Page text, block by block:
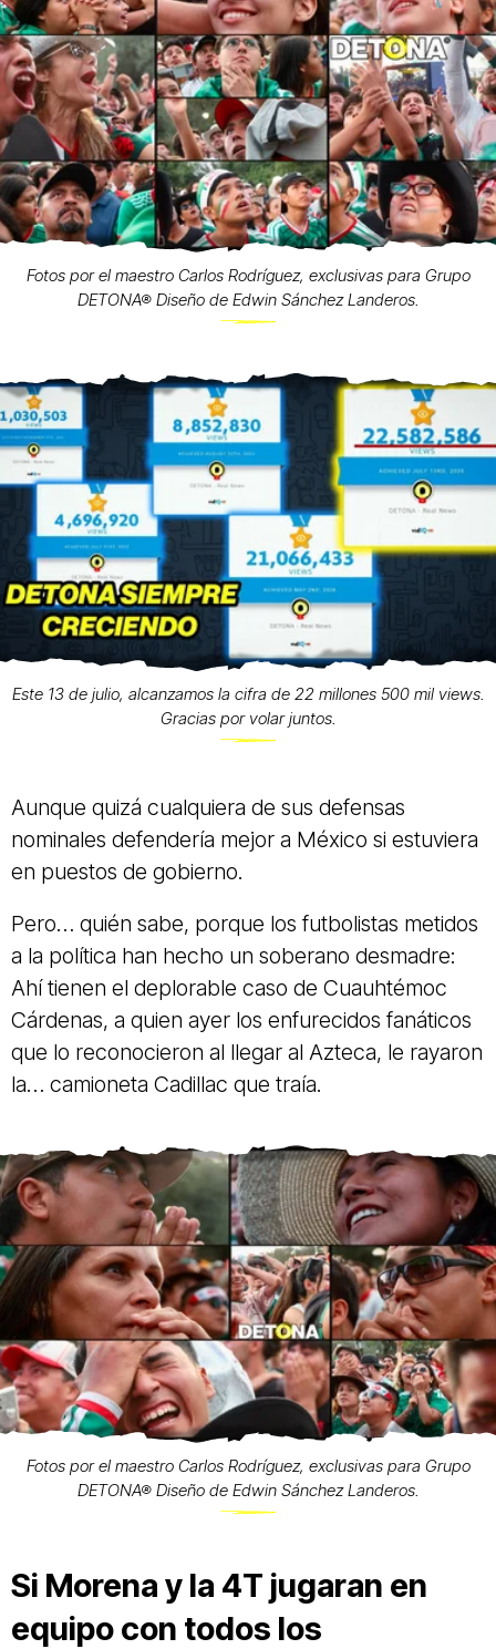
Fotos por el maestro Carlos Rodríguez, exclusivas para Grupo
DETONA® Diseño de Edwin Sánchez Landeros.
Este 13 de julio, alcanzamos la cifra de 22 millones 500 mil views.
Gracias por volar juntos.
Aunque quizá cualquiera de sus defensas
nominales defendería mejor a México si estuviera
en puestos de gobierno.
Pero… quién sabe, porque los futbolistas metidos
a la política han hecho un soberano desmadre:
Ahí tienen el deplorable caso de Cuauhtémoc
Cárdenas, a quien ayer los enfurecidos fanáticos
que lo reconocieron al llegar al Azteca, le rayaron
la… camioneta Cadillac que traía.
Fotos por el maestro Carlos Rodríguez, exclusivas para Grupo
DETONA® Diseño de Edwin Sánchez Landeros.
Si Morena y la 4T jugaran en
equipo con todos los